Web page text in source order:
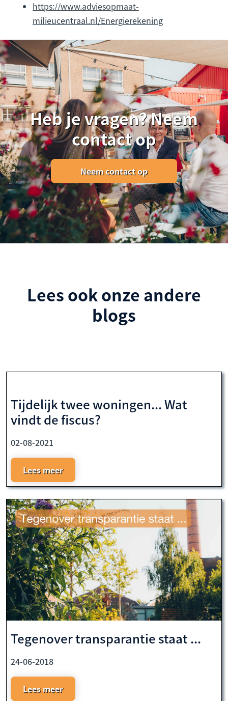
https://www.adviesopmaat-
milieucentraal.nl/Energierekening
Heb je vragen? Neem
contact op
Neem contact op
Lees ook onze andere
blogs
Tijdelijk twee woningen... Wat
vindt de fiscus?
02-08-2021
Lees meer
Tegenover transparantie staat ...
24-06-2018
Lees meer